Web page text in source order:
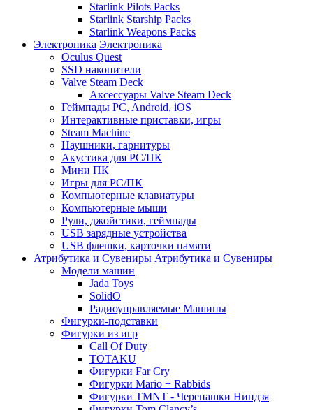
Starlink Pilots Packs
Starlink Starship Packs
Starlink Weapons Packs
Электроника Электроника
Oculus Quest
SSD накопители
Valve Steam Deck
Аксессуары Valve Steam Deck
Геймпады PC, Android, iOS
Интерактивные приставки, игры
Steam Machine
Наушники, гарнитуры
Акустика для PC/ПК
Мини ПК
Игры для PC/ПК
Компьютерные клавиатуры
Компьютерные мыши
Рули, джойстики, геймпады
USB зарядные устройства
USB флешки, карточки памяти
Атрибутика и Сувениры Атрибутика и Сувениры
Модели машин
Jada Toys
SolidO
Радиоуправляемые Машины
Фигурки-подставки
Фигурки из игр
Call Of Duty
TOTAKU
Фигурки Far Cry
Фигурки Mario + Rabbids
Фигурки TMNT - Черепашки Ниндзя